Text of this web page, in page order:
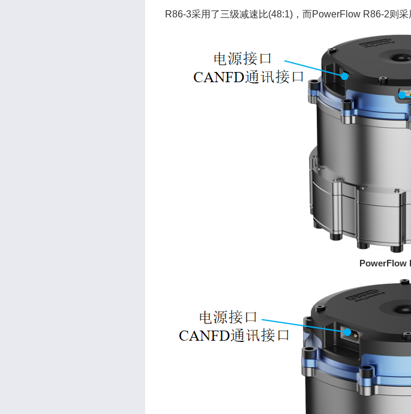
R86-3采用了三级减速比(48:1)，而PowerFlow R86-2则采
PowerFlow